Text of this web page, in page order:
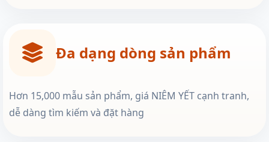
Đa dạng dòng sản phẩm
Hơn 15,000 mẫu sản phẩm, giá NIÊM YẾT cạnh tranh,
dễ dàng tìm kiếm và đặt hàng